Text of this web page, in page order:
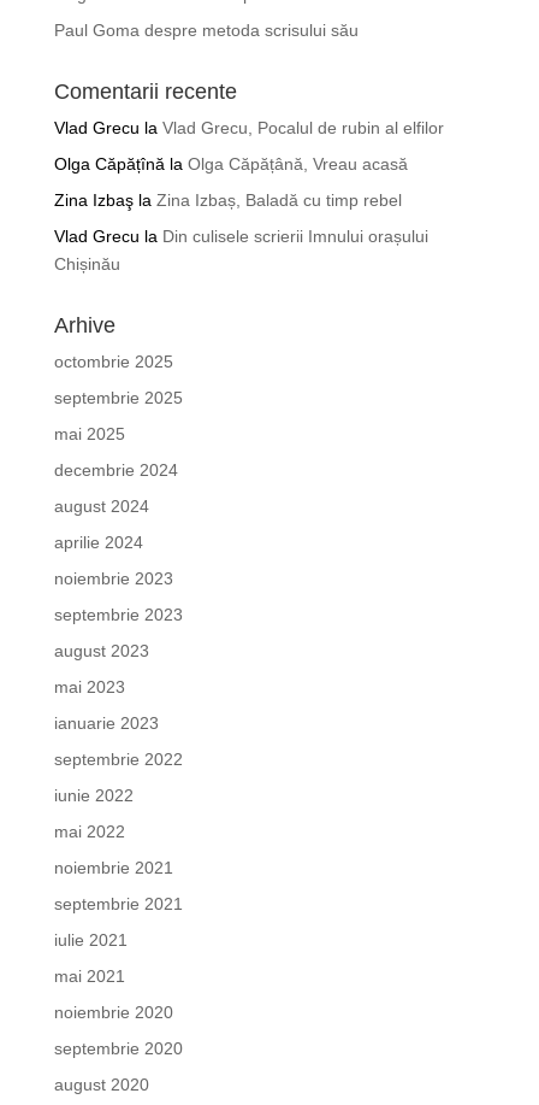
Paul Goma despre metoda scrisului său
Comentarii recente
Vlad Grecu la Vlad Grecu, Pocalul de rubin al elfilor
Olga Căpățînă la Olga Căpățână, Vreau acasă
Zina Izbaşla Zina Izbaș, Baladă cu timp rebel
Vlad Grecu la Din culisele scrierii Imnului orașului
Chișinău
Arhive
octombrie 2025
septembrie 2025
mai 2025
decembrie 2024
august 2024
aprilie 2024
noiembrie 2023
septembrie 2023
august 2023
mai 2023
ianuarie 2023
septembrie 2022
iunie 2022
mai 2022
noiembrie 2021
septembrie 2021
iulie 2021
mai 2021
noiembrie 2020
septembrie 2020
august 2020